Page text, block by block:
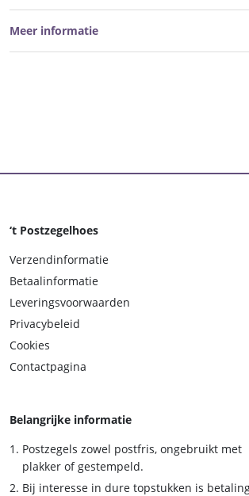
Meer informatie
‘t Postzegelhoes
Verzendinformatie
Betaalinformatie
Leveringsvoorwaarden
Privacybeleid
Cookies
Contactpagina
Belangrijke informatie
Postzegels zowel postfris, ongebruikt met
plakker of gestempeld.
Bij interesse in dure topstukken is